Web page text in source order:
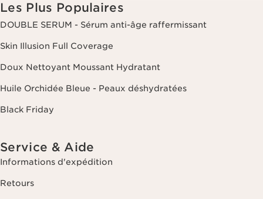
Les Plus Populaires
DOUBLE SERUM - Sérum anti-âge raffermissant
Skin Illusion Full Coverage
Doux Nettoyant Moussant Hydratant
Huile Orchidée Bleue - Peaux déshydratées
Black Friday
Service & Aide
Informations d'expédition
Retours